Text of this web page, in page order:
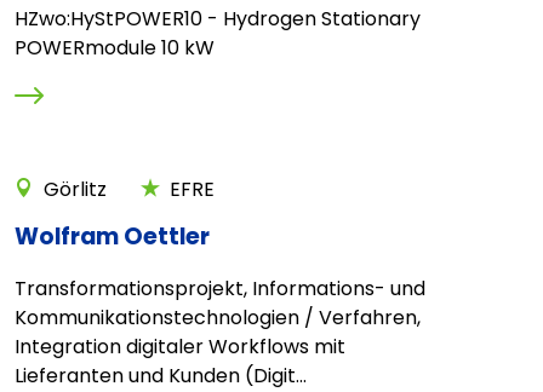
HZwo:HyStPOWER10 - Hydrogen Stationary
POWERmodule 10 kW
Görlitz EFRE
Wolfram Oettler
Transformationsprojekt, Informations- und
Kommunikationstechnologien / Verfahren,
Integration digitaler Workflows mit
Lieferanten und Kunden (Digit...